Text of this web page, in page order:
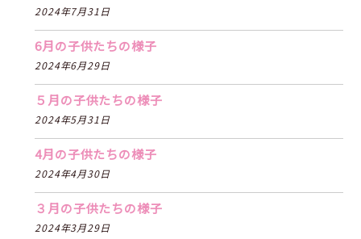
2024年7月31日
6月の子供たちの様子
2024年6月29日
５月の子供たちの様子
2024年5月31日
4月の子供たちの様子
2024年4月30日
３月の子供たちの様子
2024年3月29日